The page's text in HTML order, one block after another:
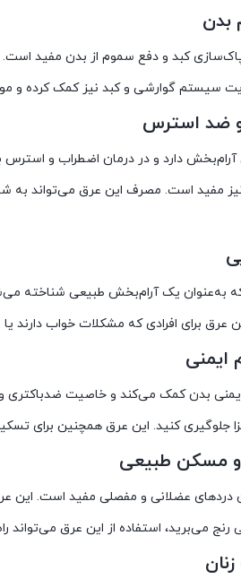
بدن
کبد و دفع سموم از بدن مفید
سیستم گوارشی و کبد نیز کمک کرده
و ضد استرس
دارد و در درمان اضطراب و
است. مصرف این عرق می‌تواند به
به‌عنوان یک آرام‌بخش طبیعی شناخته
عرق برای افرادی که مشکلات خواب دارند
بدن کمک می‌کند و خاصیت ضدباکتری
جلوگیری کنید. این عرق همچنین برای
مسکن طبیعی
دردهای عضلانی و مفصلی مفید است.
می‌برید، استفاده از این عرق می‌تواند